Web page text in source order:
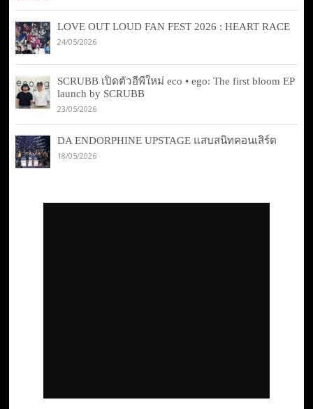
LOVE OUT LOUD FAN FEST 2026 : HEART RACE
24/05/2026
SCRUBB เปิดตัวอีพีใหม่ eco • ego: The first bloom EP
launch by SCRUBB
23/05/2026
DA ENDORPHINE UPSTAGE แสบสนิทคอนเสิร์ต
18/05/2026